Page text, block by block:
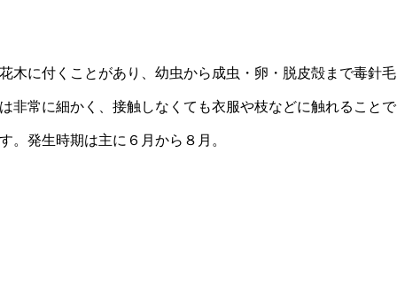
木に付くことがあり、幼虫から成虫・卵・脱皮殻まで毒針毛
非常に細かく、接触しなくても衣服や枝などに触れることで
。発生時期は主に６月から８月。